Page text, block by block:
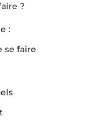
?
:
se faire